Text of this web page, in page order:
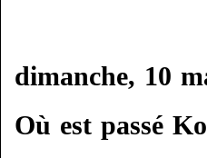
dimanche, 10
Où est passé